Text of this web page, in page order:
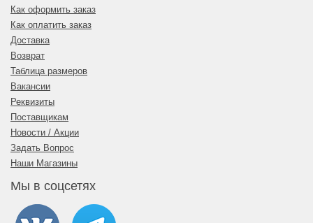
Как оформить заказ
Как оплатить заказ
Доставка
Возврат
Таблица размеров
Вакансии
Реквизиты
Поставщикам
Новости / Акции
Задать Вопрос
Наши Магазины
Мы в соцсетях